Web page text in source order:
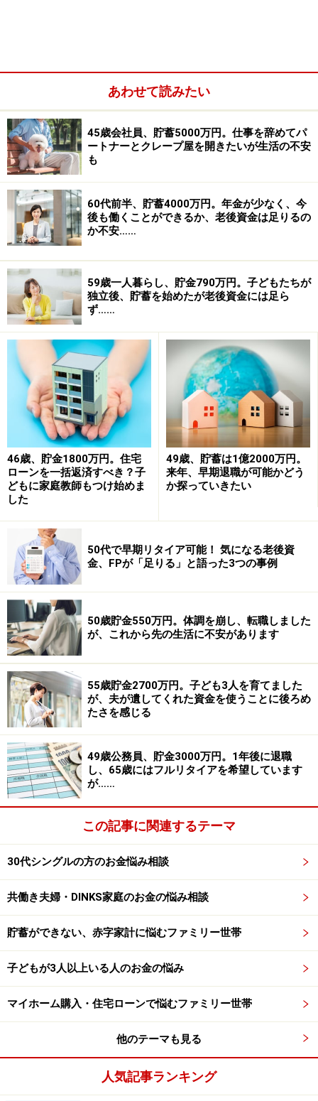
貯蓄は、現在4000万円、退職金は1200万円ほど出る予
定。来年から新NISAで満額1800万円（5年間）を投資す
るつもりです。
今後、新車（250万円）に買い換える予定です。生命
（医療）保険は月1万2000円払っていますが、県民共済
などに変更して支払い金額を下げるつもりです。会社退
職後は、月10万円程度のアルバイトと、貯金の切り崩し
で生計を立てたいと考えます。年金は65歳から恐らく10
万円はもらえると思います。65歳の頃には新NISAの利益
で家賃6万円分を払えないかなと思っています。
働けるのなら65歳ぐらいまでは働こうと思っています。
良きアドバイスをよろしくお願いいたします。
■家計収支データ
相談者「よしたか」さんの家計収支データ
■家計収支データ補足
（1）ボーナスの使い道
車の維持費（税金、保険、車検など）15万円、旅行・レ
ジャー費20万円、家電などの買い替え費（予備費）10万
円、親戚などへの小遣い5万円、貯金100万円。退職した
場合、ボーナスで支払っていたものは、貯蓄から取り崩
していきます。
（2）貯蓄について
毎月10万円の貯蓄は、普通預金に。
（3）家計収支について
収支差が1万円ありますが、毎月の支出は19万～20万円
で収支プラスマイナスゼロ。退職して地元に戻っても、
生活費は同じ水準だと考えています。
（4）自動車について
2年以内に予算250万円で買い換えの予定（次回車検前ま
でに）
（5）加入保険について
・生命保険（利率変動型積立終身保険）＝毎月の保険料
1万2000円
可能なら再就職したいと思いますが、年齢を考慮して、
あわせて読みたい
45歳会社員、貯蓄5000万円。仕事を辞めてパ
ートナーとクレープ屋を開きたいが生活の不安
も
60代前半、貯蓄4000万円。年金が少なく、今
後も働くことができるか、老後資金は足りるの
か不安……
59歳一人暮らし、貯金790万円。子どもたちが
独立後、貯蓄を始めたが老後資金には足ら
ず……
46歳、貯金1800万円。住宅
ローンを一括返済すべき？子
どもに家庭教師もつけ始めま
した
49歳、貯蓄は1億2000万円。
来年、早期退職が可能かどう
か探っていきたい
50代で早期リタイア可能！ 気になる老後資
金、FPが「足りる」と語った3つの事例
50歳貯金550万円。体調を崩し、転職しました
が、これから先の生活に不安があります
55歳貯金2700万円。子ども3人を育てました
が、夫が遺してくれた資金を使うことに後ろめ
たさを感じる
49歳公務員、貯金3000万円。1年後に退職
し、65歳にはフルリタイアを希望しています
が……
この記事に関連するテーマ
30代シングルの方のお金悩み相談
共働き夫婦・DINKS家庭のお金の悩み相談
貯蓄ができない、赤字家計に悩むファミリー世帯
子どもが3人以上いる人のお金の悩み
マイホーム購入・住宅ローンで悩むファミリー世帯
他のテーマも見る
人気記事ランキング